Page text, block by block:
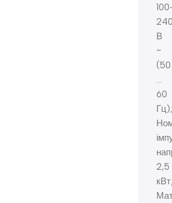
В
~
(50
…
60
2,5